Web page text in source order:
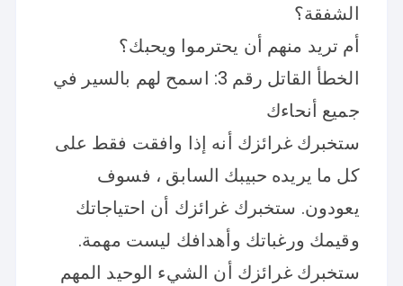
الشفقة؟
أم تريد منهم أن يحترموا ويحبك؟
الخطأ القاتل رقم 3: اسمح لهم بالسير في
جميع أنحاءك
ستخبرك غرائزك أنه إذا وافقت فقط على
كل ما يريده حبيبك السابق ، فسوف
يعودون. ستخبرك غرائزك أن احتياجاتك
وقيمك ورغباتك وأهدافك ليست مهمة.
ستخبرك غرائزك أن الشيء الوحيد المهم